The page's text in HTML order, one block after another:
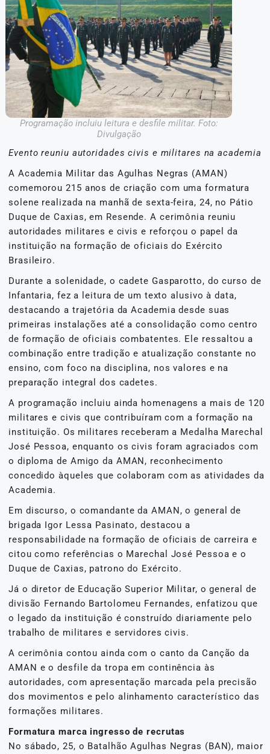
Programação incluiu leitura e desfile militar. Foto:
Divulgação
Evento reuniu autoridades civis e militares na academia
A Academia Militar das Agulhas Negras (AMAN)
comemorou 215 anos de criação com uma formatura
solene realizada na manhã de sexta-feira, 24, no Pátio
Duque de Caxias, em Resende. A cerimônia reuniu
autoridades militares e civis e reforçou o papel da
instituição na formação de oficiais do Exército
Brasileiro.
Durante a solenidade, o cadete Gasparotto, do curso de
Infantaria, fez a leitura de um texto alusivo à data,
destacando a trajetória da Academia desde suas
primeiras instalações até a consolidação como centro
de formação de oficiais combatentes. Ele ressaltou a
combinação entre tradição e atualização constante no
ensino, com foco na disciplina, nos valores e na
preparação integral dos cadetes.
A programação incluiu ainda homenagens a mais de 120
militares e civis que contribuíram com a formação na
instituição. Os militares receberam a Medalha Marechal
José Pessoa, enquanto os civis foram agraciados com
o diploma de Amigo da AMAN, reconhecimento
concedido àqueles que colaboram com as atividades da
Academia.
Em discurso, o comandante da AMAN, o general de
brigada Igor Lessa Pasinato, destacou a
responsabilidade na formação de oficiais de carreira e
citou como referências o Marechal José Pessoa e o
Duque de Caxias, patrono do Exército.
Já o diretor de Educação Superior Militar, o general de
divisão Fernando Bartolomeu Fernandes, enfatizou que
o legado da instituição é construído diariamente pelo
trabalho de militares e servidores civis.
A cerimônia contou ainda com o canto da Canção da
AMAN e o desfile da tropa em continência às
autoridades, com apresentação marcada pela precisão
dos movimentos e pelo alinhamento característico das
formações militares.
Formatura marca ingresso de recrutas
No sábado, 25, o Batalhão Agulhas Negras (BAN), maior